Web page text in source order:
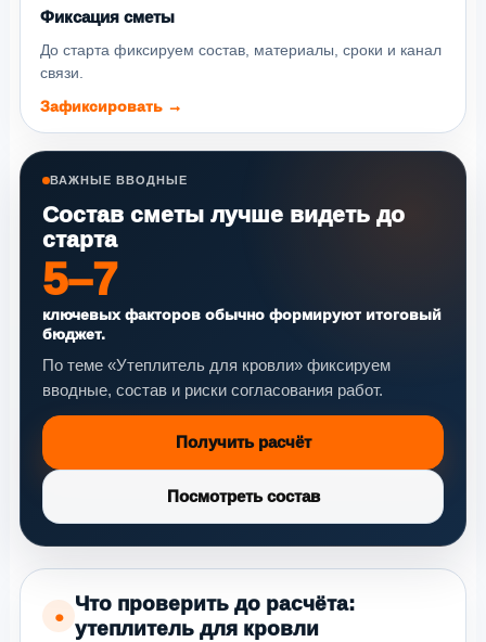
Фиксация сметы
До старта фиксируем состав, материалы, сроки и канал
связи.
Зафиксировать →
ВАЖНЫЕ ВВОДНЫЕ
Состав сметы лучше видеть до
старта
5–7
ключевых факторов обычно формируют итоговый
бюджет.
По теме «Утеплитель для кровли» фиксируем
вводные, состав и риски согласования работ.
Получить расчёт
Посмотреть состав
●
Что проверить до расчёта:
утеплитель для кровли